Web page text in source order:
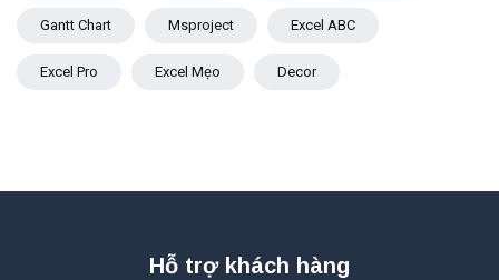
Gantt Chart Msproject Excel ABC
Excel Pro Excel Mẹo Decor
Hỗ trợ khách hàng